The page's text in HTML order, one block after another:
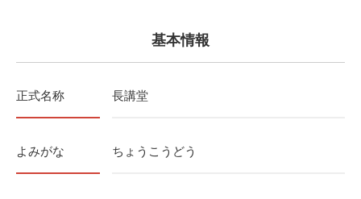
基本情報
正式名称 長講堂
よみがな ちょうこうどう